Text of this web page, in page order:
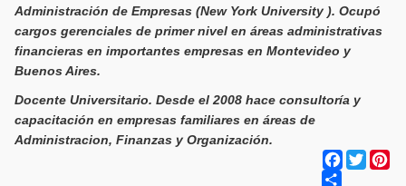
Administración de Empresas (New York University ). Ocupó
cargos gerenciales de primer nivel en áreas administrativas
financieras en importantes empresas en Montevideo y
Buenos Aires.
Docente Universitario. Desde el 2008 hace consultoría y
capacitación en empresas familiares en áreas de
Administracion, Finanzas y Organización.
Facebook
Twitter